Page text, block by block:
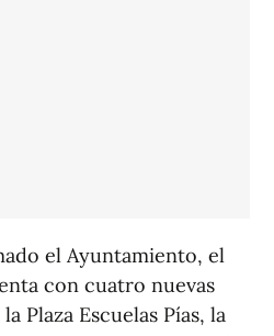
el Ayuntamiento, el
con cuatro nuevas
Plaza Escuelas Pías, la